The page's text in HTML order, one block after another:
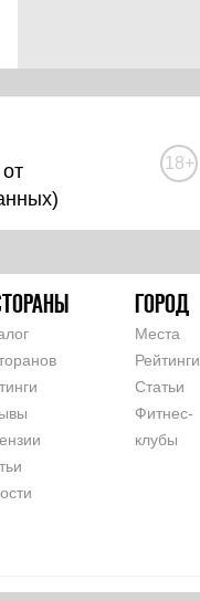
)
18+
ГОРОД
Места
Рейтинги
Статьи
Фитнес-
клубы